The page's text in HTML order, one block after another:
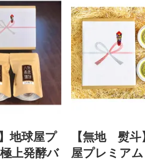
地球屋プ
上発酵バ
【無地 熨
屋プレミア